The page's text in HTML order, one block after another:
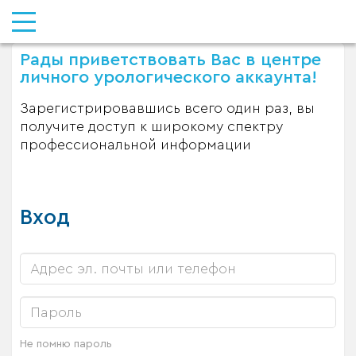
Рады приветствовать Вас в центре
личного урологического аккаунта!
Зарегистрировавшись всего один раз, вы
получите доступ к широкому спектру
профессиональной информации
Вход
Не помню пароль